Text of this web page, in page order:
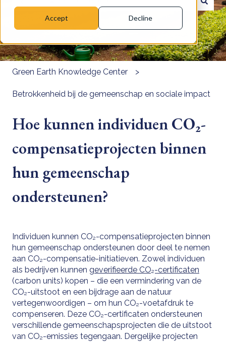
Accept Decline
Er zijn geen suggesties want het zoekveld is leeg.
Green Earth Knowledge Center
Betrokkenheid bij de gemeenschap en sociale impact
Hoe kunnen individuen CO₂-
compensatieprojecten binnen
hun gemeenschap
ondersteunen?
Individuen kunnen CO₂-compensatieprojecten binnen
hun gemeenschap ondersteunen door deel te nemen
aan CO₂-compensatie-initiatieven. Zowel individuen
als bedrijven kunnen geverifieerde CO₂-certificaten
(carbon units) kopen – die een vermindering van de
CO₂-uitstoot en een bijdrage aan de natuur
vertegenwoordigen – om hun CO₂-voetafdruk te
compenseren. Deze CO₂-certificaten ondersteunen
verschillende gemeenschapsprojecten die de uitstoot
van CO₂-emissies tegengaan. Dergelijke projecten